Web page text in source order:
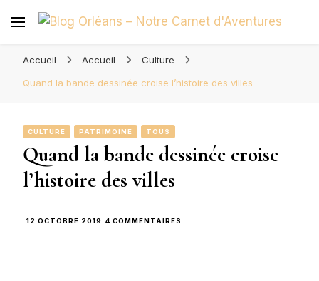
d'Aventures
Accueil Accueil
Culture
Quand la bande dessinée croise l’histoire des villes
CULTURE PATRIMOINE TOUS
Quand la bande dessinée croise
l’histoire des villes
12 OCTOBRE 2019 4 COMMENTAIRES